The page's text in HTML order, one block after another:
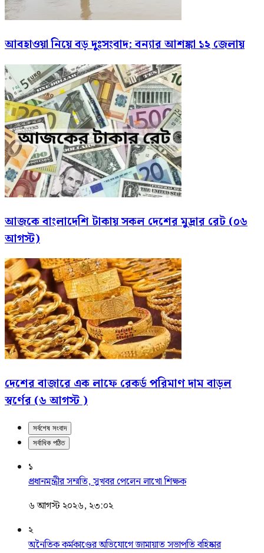
আবহাওয়া নিয়ে বড় দুঃসংবাদ: বন্যার আশঙ্কা ১২ জেলায়
আজকে বাংলাদেশি টাকায় সকল দেশের মুদ্রার রেট (০৬
আগস্ট)
দেশের বাজারে এক লাফে রেকর্ড পরিমাণ দাম বাড়ল
স্বর্ণের (৬ আগস্ট )
সর্বশেষ সংবাদ
সর্বাধিক পঠিত
১
প্রধানমন্ত্রীর সম্মতি, সুখবর পেলেন লাখো শিক্ষক
৬ আগস্ট ২০২৬, ২৩:০২
২
অনৈতিক কর্মকাণ্ডের অভিযোগে জামায়াত সভাপতি বহিষ্কার